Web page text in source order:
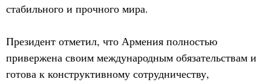
стабильного и прочного мира.
Президент отметил, что Армения полностью
привержена своим международным обязательствам и
готова к конструктивному сотрудничеству,